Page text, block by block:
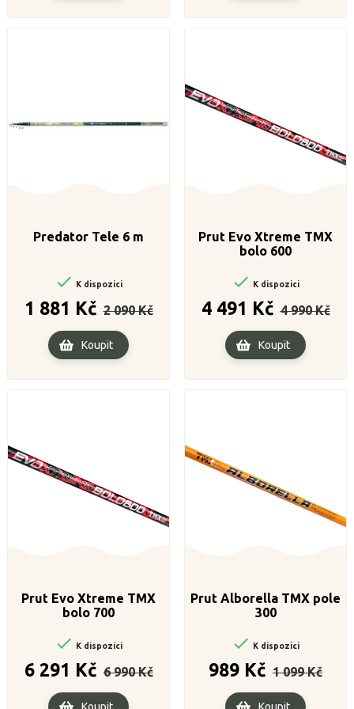
Predator Tele 6 m
 K dispozici
1 881 Kč cena
2 090 Kč
Cena
Koupit
Prut Evo Xtreme TMX
bolo 600
 K dispozici
4 491 Kč cena
4 990 Kč
Cena
Koupit
Prut Evo Xtreme TMX
bolo 700
 K dispozici
6 291 Kč cena
6 990 Kč
Koupit
Prut Alborella TMX pole
300
 K dispozici
989 Kč
cena
1 099 Kč
Koupit